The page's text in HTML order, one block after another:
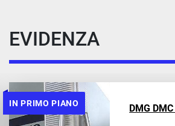
EVIDENZA
IN PRIMO PIANO DMG